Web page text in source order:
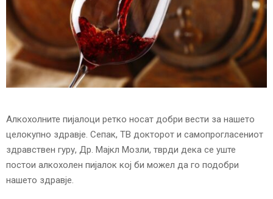
E
N
U
Алкохолните пијалоци ретко носат добри вести за нашето
целокупно здравје. Сепак, ТВ докторот и самопрогласениот
здравствен гуру, Др. Мајкл Мозли, тврди дека се уште
постои алкохолен пијалок кој би можел да го подобри
нашето здравје.